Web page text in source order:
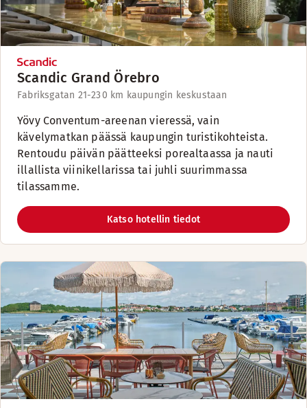
Scandic Grand Örebro
Fabriksgatan 21-230 km kaupungin keskustaan
Yövy Conventum-areenan vieressä, vain
kävelymatkan päässä kaupungin turistikohteista.
Rentoudu päivän päätteeksi porealtaassa ja nauti
illallista viinikellarissa tai juhli suurimmassa
tilassamme.
Katso hotellin tiedot